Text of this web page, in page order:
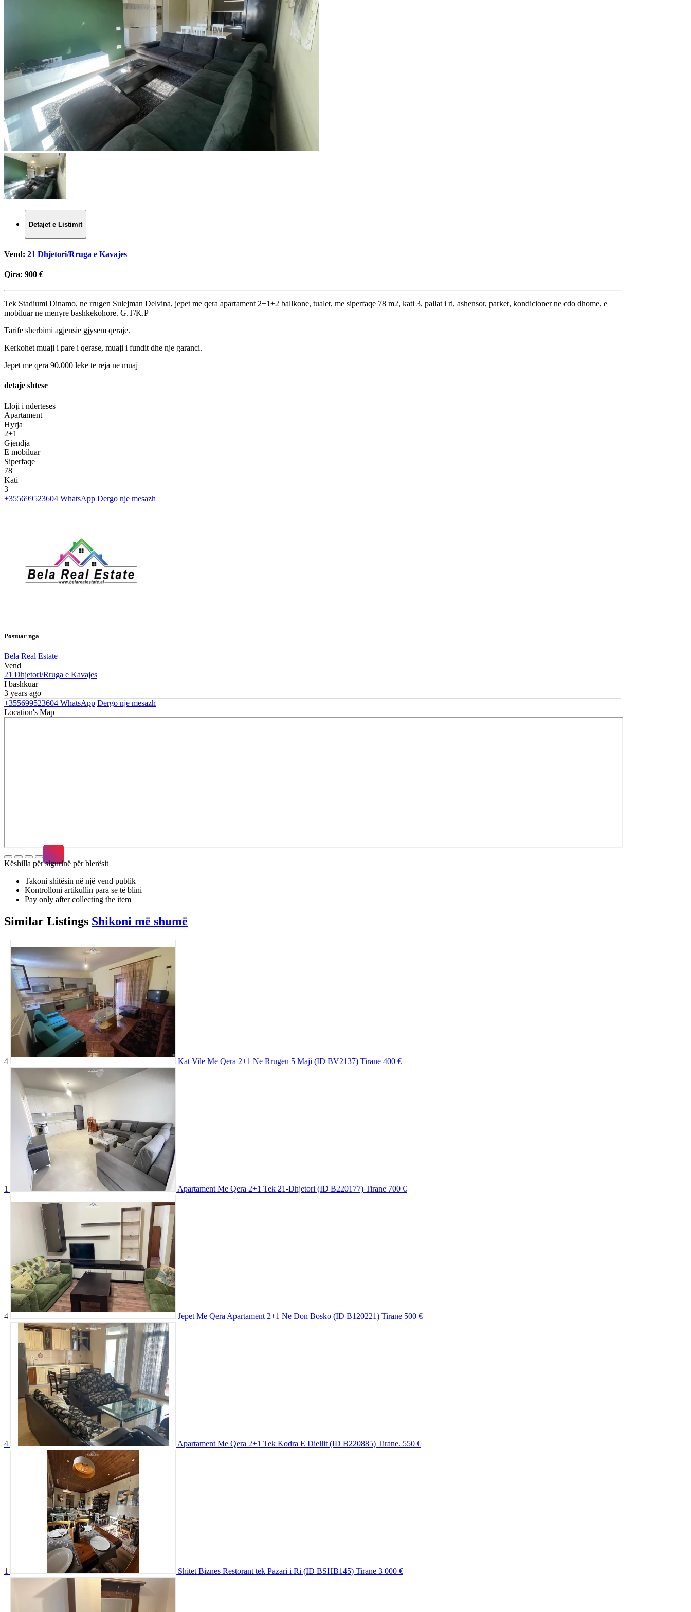
Detajet e Listimit
Vend: 21 Dhjetori/Rruga e Kavajes
Qira: 900 €
Tek Stadiumi Dinamo, ne rrugen Sulejman Delvina, jepet me qera apartament 2+1+2 ballkone, tualet, me siperfaqe 78 m2, kati 3, pallat i ri, ashensor, parket, kondicioner ne cdo dhome, e
mobiluar ne menyre bashkekohore. G.T/K.P
Tarife sherbimi agjensie gjysem qeraje.
Kerkohet muaji i pare i qerase, muaji i fundit dhe nje garanci.
Jepet me qera 90.000 leke te reja ne muaj
detaje shtese
Lloji i nderteses
Apartament
Hyrja
2+1
Gjendja
E mobiluar
Siperfaqe
78
Kati
3
+355699523604 WhatsApp Dergo nje mesazh
Postuar nga
Bela Real Estate
Vend
21 Dhjetori/Rruga e Kavajes
I bashkuar
3 years ago
+355699523604 WhatsApp Dergo nje mesazh
Location's Map
Këshilla për sigurinë për blerësit
Takoni shitësin në një vend publik
Kontrolloni artikullin para se të blini
Pay only after collecting the item
Similar Listings Shikoni më shumë
4 Kat Vile Me Qera 2+1 Ne Rrugen 5 Maji (ID BV2137) Tirane 400 €
1 Apartament Me Qera 2+1 Tek 21-Dhjetori (ID B220177) Tirane 700 €
4 Jepet Me Qera Apartament 2+1 Ne Don Bosko (ID B120221) Tirane 500 €
4 Apartament Me Qera 2+1 Tek Kodra E Diellit (ID B220885) Tirane. 550 €
1 Shitet Biznes Restorant tek Pazari i Ri (ID BSHB145) Tirane 3 000 €